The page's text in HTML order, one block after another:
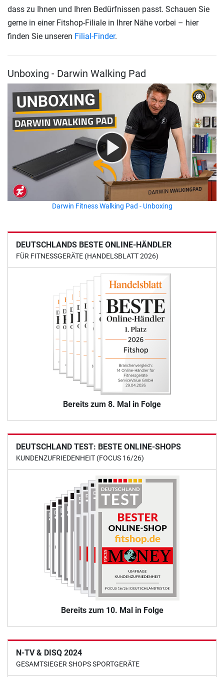
DEUTSCHLANDS BESTE ONLINE-HÄNDLER
FÜR FITNESSGERÄTE (HANDELSBLATT 2026)
Bereits zum 8. Mal in Folge
DEUTSCHLAND TEST: BESTE ONLINE-SHOPS
KUNDENZUFRIEDENHEIT (FOCUS 16/26)
Bereits zum 10. Mal in Folge
N-TV & DISQ 2024
GESAMTSIEGER SHOPS SPORTGERÄTE
dass zu Ihnen und Ihren Bedürfnissen passt. Schauen Sie
gerne in einer Fitshop-Filiale in Ihrer Nähe vorbei – hier
finden Sie unseren Filial-Finder.
Unboxing - Darwin Walking Pad
Darwin Fitness Walking Pad - Unboxing